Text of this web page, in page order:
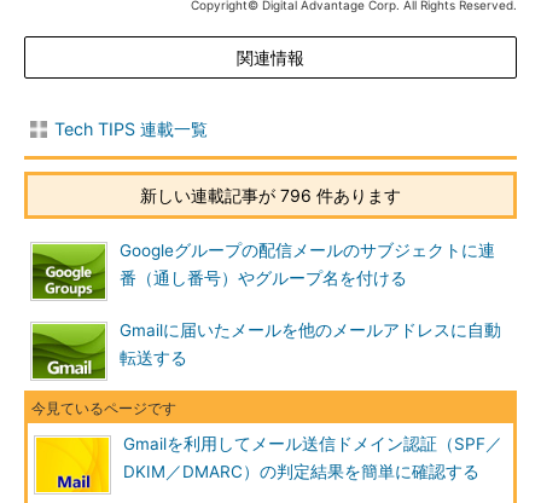
Gmailを使ってSPF／DKIM／DMARCの判定結果を確認する
（2/2）
「元のメッセージ」というタブが表示されたところ。
アドレス。「詳細」リンクをクリックすると、SPFに関する
説明ページが表示される（DKIMやDMARCも同様）。
（5）DKIMの判定結果。カッコ内は、検出された送信元
ドメイン名。DKIMの設定が不足していると、この項目は省
略される。
DMARCの判定結果。DMARCの設定が不足している
と、この項目は省略される。
（7）受信した「素」のメールテキストが表示される。メ
Copyright© Digital Advantage Corp. All Rights Reserved.
関連情報
Tech TIPS 連載一覧
新しい連載記事が 796 件あります
Googleグループの配信メールのサブジェクトに連
番（通し番号）やグループ名を付ける
Gmailに届いたメールを他のメールアドレスに自動
転送する
Gmailを利用してメール送信ドメイン認証（SPF／
DKIM／DMARC）の判定結果を簡単に確認する